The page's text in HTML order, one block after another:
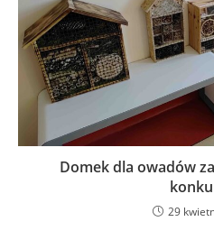
Domek dla owadów
29